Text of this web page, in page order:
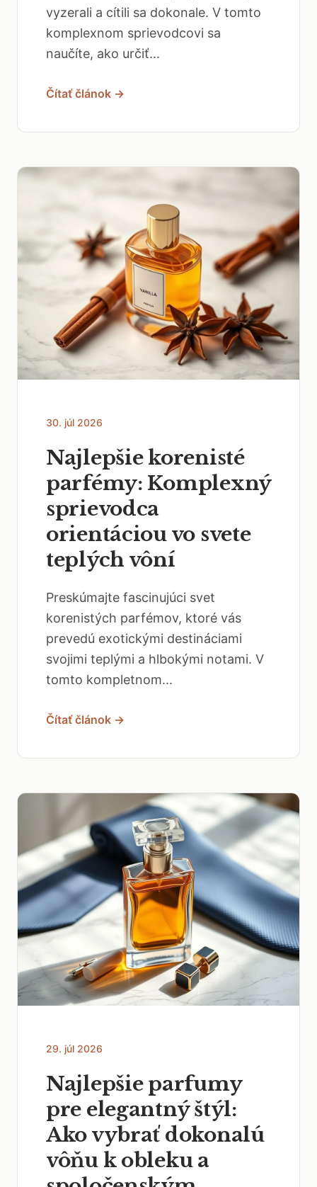
vyzerali a cítili sa dokonale. V tomto
komplexnom sprievodcovi sa
naučíte, ako určiť...
Čítať článok →
30. júl 2026
Najlepšie korenisté
parfémy: Komplexný
sprievodca
orientáciou vo svete
teplých vôní
Preskúmajte fascinujúci svet
korenistých parfémov, ktoré vás
prevedú exotickými destináciami
svojimi teplými a hlbokými notami. V
tomto kompletnom...
Čítať článok →
29. júl 2026
Najlepšie parfumy
pre elegantný štýl:
Ako vybrať dokonalú
vôňu k obleku a